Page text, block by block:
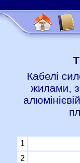
Кабелі
жилами,
1
2